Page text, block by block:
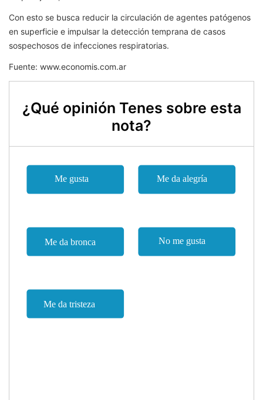
Con esto se busca reducir la circulación de agentes patógenos
en superficie e impulsar la detección temprana de casos
sospechosos de infecciones respiratorias.
Fuente: www.economis.com.ar
¿Qué opinión Tenes sobre esta
nota?